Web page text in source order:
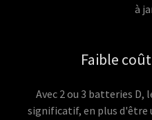
à
Faible
Avec 2 ou 3 batteries
significatif, en plus d'être